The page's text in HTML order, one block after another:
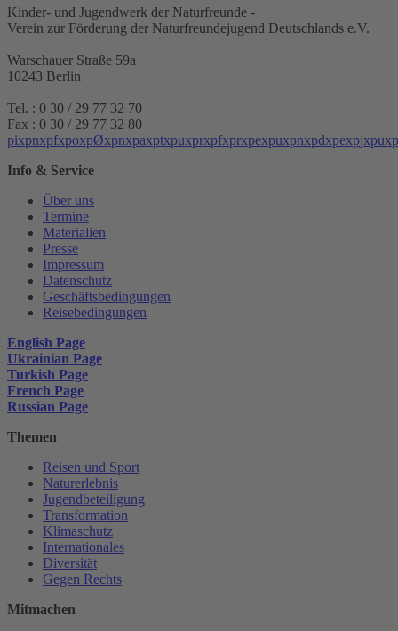
Kinder- und Jugendwerk der Naturfreunde -
Verein zur Förderung der Naturfreundejugend Deutschlands e.V.
Warschauer Straße 59a
10243 Berlin
Tel. : 0 30 / 29 77 32 70
Fax : 0 30 / 29 77 32 80
pixpnxpfxpoxpØxpnxpaxptxpuxprxpfxprxpexpuxpnxpdxpexpjxpuxp
Info & Service
Über uns
Termine
Materialien
Presse
Impressum
Datenschutz
Geschäftsbedingungen
Reisebedingungen
English Page
Ukrainian Page
Turkish Page
French Page
Russian Page
Themen
Reisen und Sport
Naturerlebnis
Jugendbeteiligung
Transformation
Klimaschutz
Internationales
Diversität
Gegen Rechts
Mitmachen